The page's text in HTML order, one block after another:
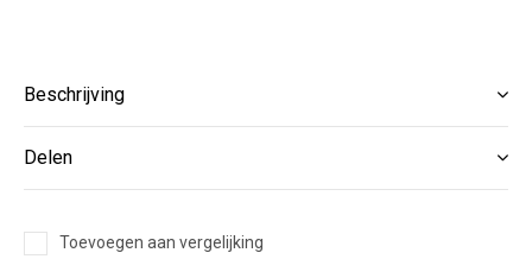
Beschrijving
Delen
Toevoegen aan vergelijking